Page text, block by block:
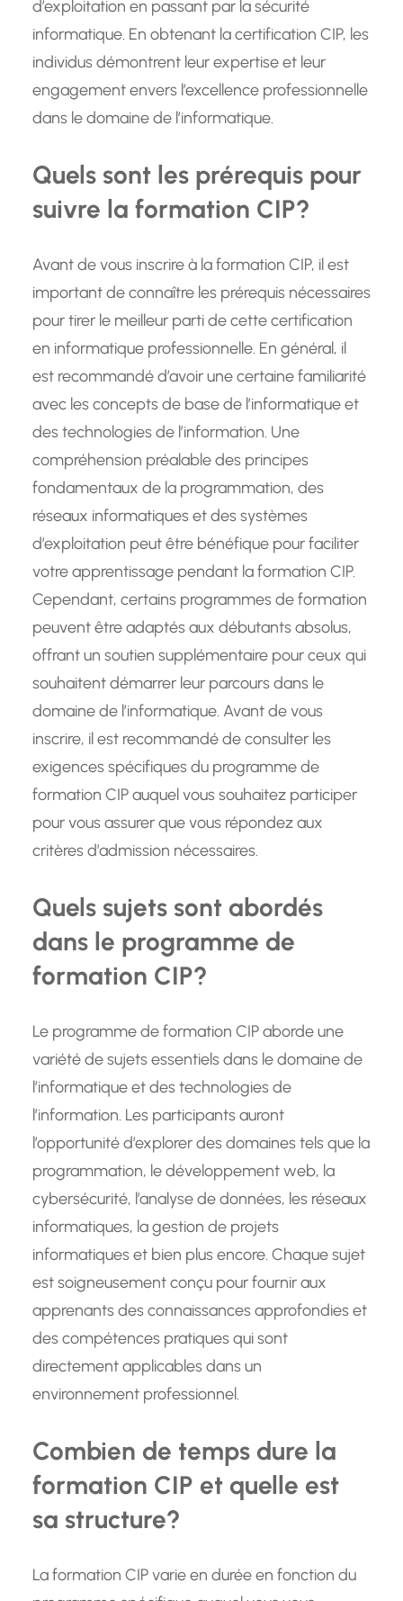
d’exploitation en passant par la sécurité
informatique. En obtenant la certification CIP, les
individus démontrent leur expertise et leur
engagement envers l’excellence professionnelle
dans le domaine de l’informatique.
Quels sont les prérequis pour
suivre la formation CIP?
Avant de vous inscrire à la formation CIP, il est
important de connaître les prérequis nécessaires
pour tirer le meilleur parti de cette certification
en informatique professionnelle. En général, il
est recommandé d’avoir une certaine familiarité
avec les concepts de base de l’informatique et
des technologies de l’information. Une
compréhension préalable des principes
fondamentaux de la programmation, des
réseaux informatiques et des systèmes
d’exploitation peut être bénéfique pour faciliter
votre apprentissage pendant la formation CIP.
Cependant, certains programmes de formation
peuvent être adaptés aux débutants absolus,
offrant un soutien supplémentaire pour ceux qui
souhaitent démarrer leur parcours dans le
domaine de l’informatique. Avant de vous
inscrire, il est recommandé de consulter les
exigences spécifiques du programme de
formation CIP auquel vous souhaitez participer
pour vous assurer que vous répondez aux
critères d’admission nécessaires.
Quels sujets sont abordés
dans le programme de
formation CIP?
Le programme de formation CIP aborde une
variété de sujets essentiels dans le domaine de
l’informatique et des technologies de
l’information. Les participants auront
l’opportunité d’explorer des domaines tels que la
programmation, le développement web, la
cybersécurité, l’analyse de données, les réseaux
informatiques, la gestion de projets
informatiques et bien plus encore. Chaque sujet
est soigneusement conçu pour fournir aux
apprenants des connaissances approfondies et
des compétences pratiques qui sont
directement applicables dans un
environnement professionnel.
Combien de temps dure la
formation CIP et quelle est
sa structure?
La formation CIP varie en durée en fonction du